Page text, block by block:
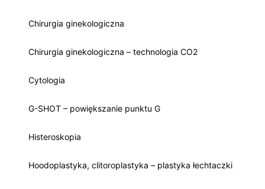
Chirurgia ginekologiczna
Chirurgia ginekologiczna – technologia CO2
Cytologia
G-SHOT – powiększanie punktu G
Histeroskopia
Hoodoplastyka, clitoroplastyka – plastyka łechtaczki